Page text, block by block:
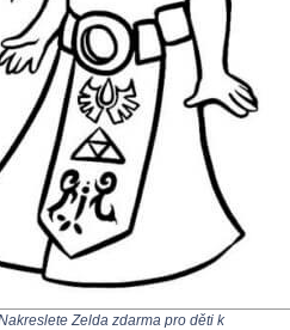
Zelda zdarma pro děti k